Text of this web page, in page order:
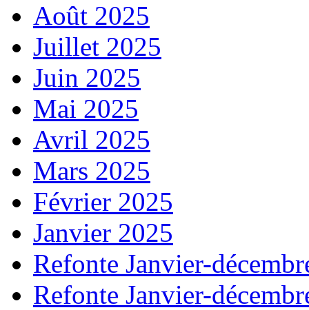
Août 2025
Juillet 2025
Juin 2025
Mai 2025
Avril 2025
Mars 2025
Février 2025
Janvier 2025
Refonte Janvier-
Refonte Janvier-